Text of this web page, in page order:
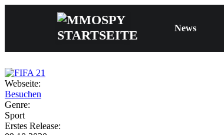
News
Webseite:
Besuchen
Genre:
Sport
Erstes Release: